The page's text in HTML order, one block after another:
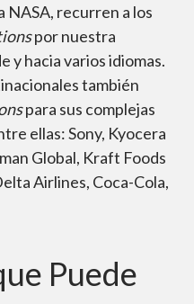
NASA, recurren a los
por nuestra
y hacia varios idiomas.
también
para sus complejas
ellas: Sony, Kyocera
Global, Kraft Foods
Airlines, Coca-Cola,
Puede